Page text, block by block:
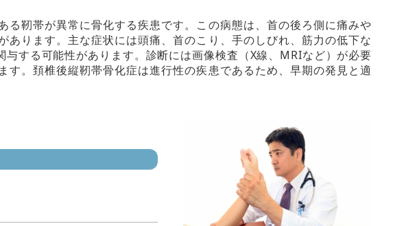
靭帯が異常に骨化する疾患です。この病態は、首の後ろ側に痛みや
ります。主な症状には頭痛、首のこり、手のしびれ、筋力の低下な
する可能性があります。診断には画像検査（X線、MRIなど）が必要
。頚椎後縦靭帯骨化症は進行性の疾患であるため、早期の発見と適